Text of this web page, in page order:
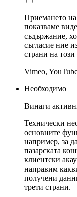
Приемането на
показваме
съдържание,
съгласие ние
страни на този
Vimeo,
Необходимо
Винаги
Технически
основните
например, за
пазарската
клиентски
направим
получени
трети страни.